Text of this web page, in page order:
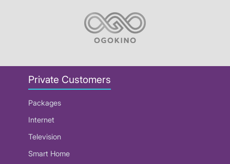
Private Customers
Packages
Internet
Television
Smart Home